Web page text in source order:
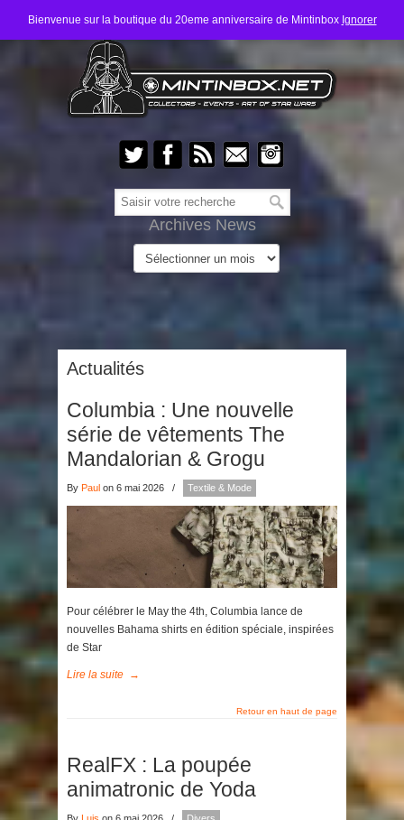
Bienvenue sur la boutique du 20eme anniversaire de Mintinbox Ignorer
Archives News
Actualités
Columbia : Une nouvelle
série de vêtements The
Mandalorian & Grogu
By Paul on 6 mai 2026 / Textile & Mode
Pour célébrer le May the 4th, Columbia lance de
nouvelles Bahama shirts en édition spéciale, inspirées
de Star
Lire la suite →
Retour en haut de page
RealFX : La poupée
animatronic de Yoda